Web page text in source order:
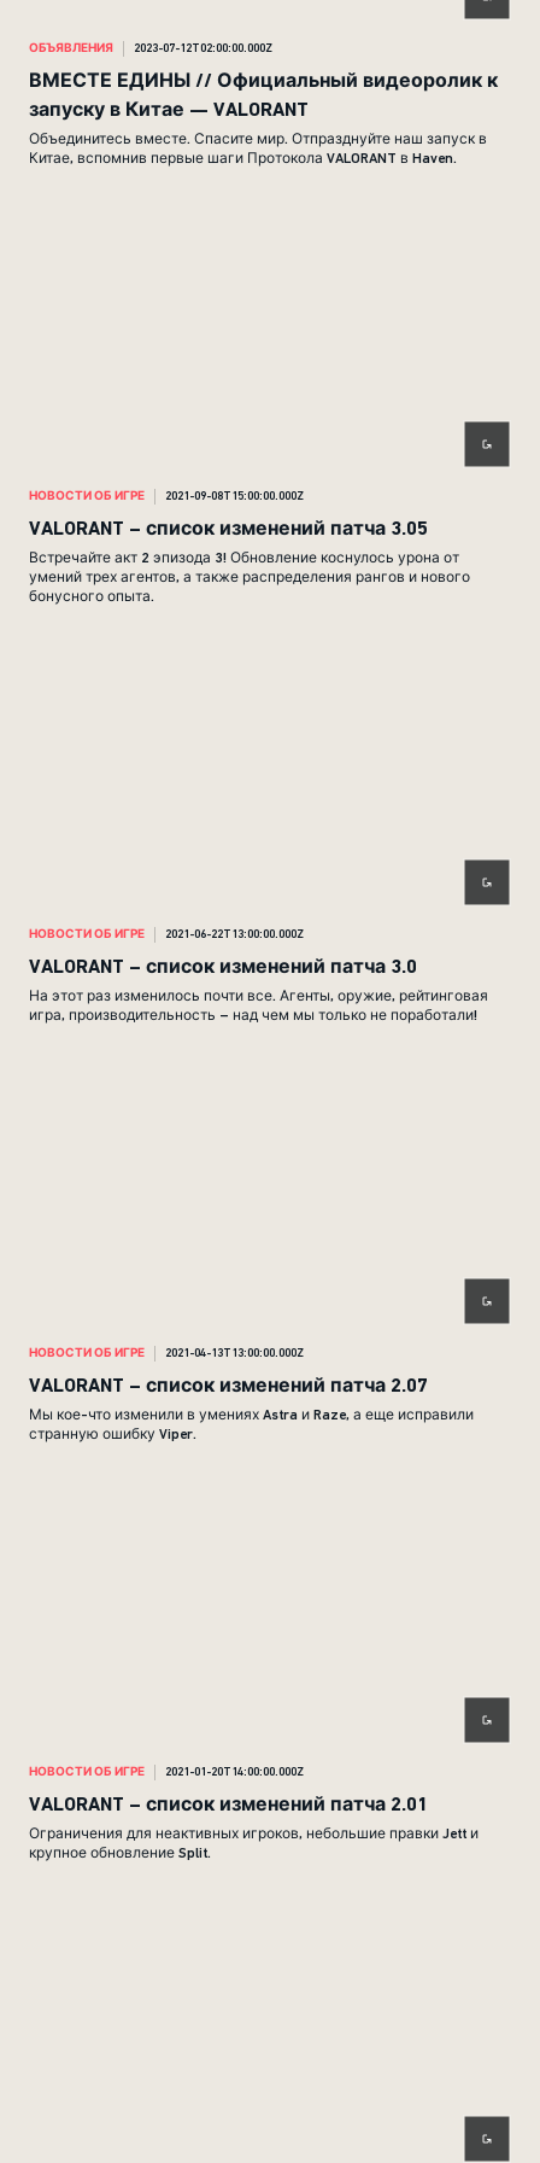
ОБЪЯВЛЕНИЯ 2023-07-12T02:00:00.000Z
ВМЕСТЕ ЕДИНЫ // Официальный видеоролик к
запуску в Китае — VALORANT
Объединитесь вместе. Спасите мир. Отпразднуйте наш запуск в
Китае, вспомнив первые шаги Протокола VALORANT в Haven.
НОВОСТИ ОБ ИГРЕ 2021-09-08T15:00:00.000Z
VALORANT – список изменений патча 3.05
Встречайте акт 2 эпизода 3! Обновление коснулось урона от
умений трех агентов, а также распределения рангов и нового
бонусного опыта.
НОВОСТИ ОБ ИГРЕ 2021-06-22T13:00:00.000Z
VALORANT – список изменений патча 3.0
На этот раз изменилось почти все. Агенты, оружие, рейтинговая
игра, производительность – над чем мы только не поработали!
НОВОСТИ ОБ ИГРЕ 2021-04-13T13:00:00.000Z
VALORANT – список изменений патча 2.07
Мы кое-что изменили в умениях Astra и Raze, а еще исправили
странную ошибку Viper.
НОВОСТИ ОБ ИГРЕ 2021-01-20T14:00:00.000Z
VALORANT – список изменений патча 2.01
Ограничения для неактивных игроков, небольшие правки Jett и
крупное обновление Split.